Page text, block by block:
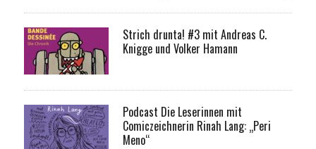
Strich drunta! #3 mit Andreas C.
Knigge und Volker Hamann
Podcast Die Leserinnen mit
Comiczeichnerin Rinah Lang: „Peri
Meno“